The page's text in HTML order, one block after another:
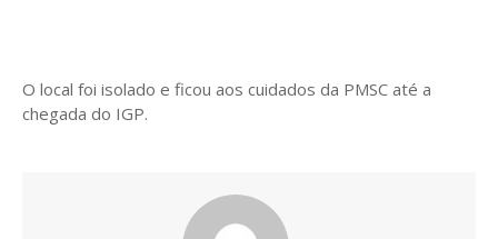
O local foi isolado e ficou aos cuidados da PMSC até a
chegada do IGP.